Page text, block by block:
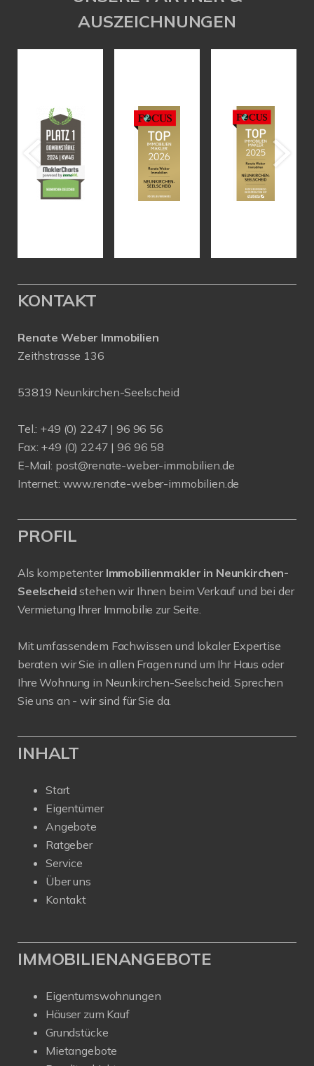
AUSZEICHNUNGEN
KONTAKT
Renate Weber Immobilien
Zeithstrasse 136
53819 Neunkirchen-Seelscheid
Tel.: +49 (0) 2247 | 96 96 56
Fax: +49 (0) 2247 | 96 96 58
E-Mail: post@renate-weber-immobilien.de
Internet: www.renate-weber-immobilien.de
PROFIL
Als kompetenter Immobilienmakler in Neunkirchen-
Seelscheidstehen wir Ihnen beim Verkauf und bei der
Vermietung Ihrer Immobilie zur Seite.
Mit umfassendem Fachwissen und lokaler Expertise
beraten wir Sie in allen Fragen rund um Ihr Haus oder
Ihre Wohnung in Neunkirchen-Seelscheid. Sprechen
Sie uns an - wir sind für Sie da.
INHALT
Start
Eigentümer
Angebote
Ratgeber
Service
Über uns
Kontakt
IMMOBILIENANGEBOTE
Eigentumswohnungen
Häuser zum Kauf
Grundstücke
Mietangebote